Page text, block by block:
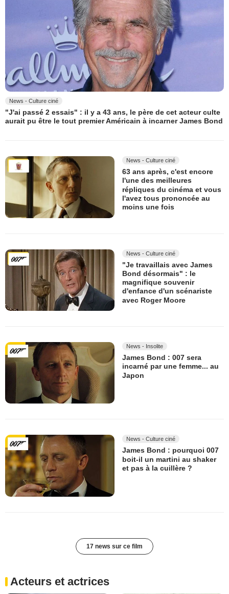
News - Culture ciné
"J'ai passé 2 essais" : il y a 43 ans, le père de cet acteur culte
aurait pu être le tout premier Américain à incarner James Bond
News - Culture ciné
63 ans après, c'est encore
l'une des meilleures
répliques du cinéma et vous
l'avez tous prononcée au
moins une fois
News - Culture ciné
"Je travaillais avec James
Bond désormais" : le
magnifique souvenir
d'enfance d'un scénariste
avec Roger Moore
News - Insolite
James Bond : 007 sera
incarné par une femme... au
Japon
News - Culture ciné
James Bond : pourquoi 007
boit-il un martini au shaker
et pas à la cuillère ?
17 news sur ce film
Acteurs et actrices